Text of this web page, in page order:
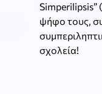
Simperilipsis”
ψήφο τους,
σχολεία!